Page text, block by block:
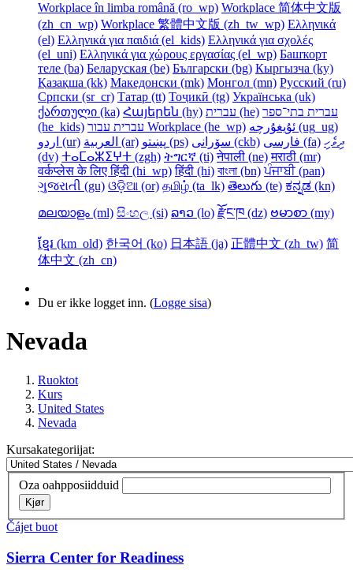
Workplace în limba română ‎(ro_wp)‎ Workplace 简体中文版
‎(zh_cn_wp)‎ Workplace 繁體中文版 ‎(zh_tw_wp)‎ Ελληνικά
‎(el)‎ Ελληνικά για παιδιά ‎(el_kids)‎ Ελληνικά για σχολές
‎(el_uni)‎ Ελληνικά για χώρους εργασίας ‎(el_wp)‎ Башҡорт
теле ‎(ba)‎ Беларуская ‎(be)‎ Български ‎(bg)‎ Кыргызча ‎(ky)‎
Қазақша ‎(kk)‎ Македонски ‎(mk)‎ Монгол ‎(mn)‎ Русский ‎(ru)‎
Српски ‎(sr_cr)‎ Татар ‎(tt)‎ Тоҷикӣ ‎(tg)‎ Українська ‎(uk)‎
ქართული ‎(ka)‎ Հայերեն ‎(hy)‎ עברית ‎(he)‎ עברית בתי־ספר
‎(he_kids)‎
עברית עבור Workplace ‎(he_wp)‎
ئۇيغۇرچە ‎(ug_ug)‎
اردو ‎(ur)‎
العربية ‎(ar)‎ پښتو ‎(ps)‎ سۆرانی ‎(ckb)‎ فارسی ‎(fa)‎ ދިވެހި
‎(dv)‎ ⵜⴰⵎⴰⵣⵉⵖⵜ ‎(zgh)‎ ትግርኛ ‎(ti)‎ नेपाली ‎(ne)‎ मराठी ‎(mr)‎
वर्कप्लेस के लिए हिंदी ‎(hi_wp)‎ हिंदी ‎(hi)‎ বাংলা ‎(bn)‎ ਪੰਜਾਬੀ ‎(pan)‎
ગુજરાતી ‎(gu)‎ ଓଡ଼ିଆ ‎(or)‎ தமிழ் ‎(ta_lk)‎ తెలుగు ‎(te)‎ ಕನ್ನಡ ‎(kn)‎
മലയാളം ‎(ml)‎ සිංහල ‎(si)‎ ລາວ ‎(lo)‎ རྫོང་ཁ ‎(dz)‎ ဗမာစာ ‎(my)‎
ខ្មែរ ‎(km_old)‎ 한국어 ‎(ko)‎ 日本語 ‎(ja)‎ 正體中文 ‎(zh_tw)‎ 简
体中文 ‎(zh_cn)‎
Du er ikke logget inn. (Logge sisa)
Nevada
Ruoktot
Kurs
United States
Nevada
Kursakategoriijat:
Oza oahpposiidduid
Kjør
Čájet buot
Sierra Center for Readiness